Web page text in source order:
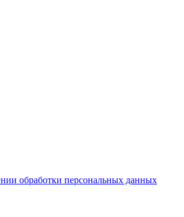
обработки персональных данных